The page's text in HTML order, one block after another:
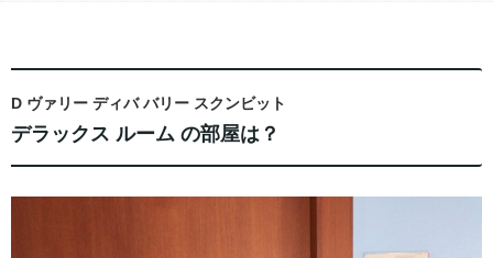
D ヴァリー ディバ バリー スクンビット
デラックス ルーム の部屋は？